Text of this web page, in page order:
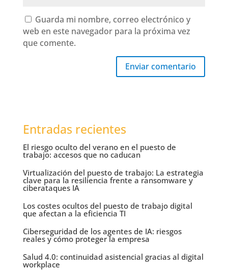
Guarda mi nombre, correo electrónico y
web en este navegador para la próxima vez
que comente.
Enviar comentario
Entradas recientes
El riesgo oculto del verano en el puesto de
trabajo: accesos que no caducan
Virtualización del puesto de trabajo: La estrategia
clave para la resiliencia frente a ransomware y
ciberataques IA
Los costes ocultos del puesto de trabajo digital
que afectan a la eficiencia TI
Ciberseguridad de los agentes de IA: riesgos
reales y cómo proteger la empresa
Salud 4.0: continuidad asistencial gracias al digital
workplace